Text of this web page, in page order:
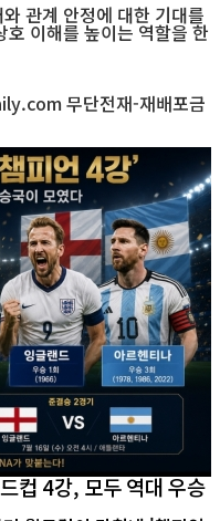
관계 안정에 대한 기대를
이해를 높이는 역할을 한
무단전재-재배포금
컵 4강, 모두 역대 우승